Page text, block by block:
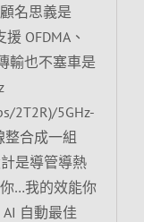
名思義是
OFDMA、
輸也不塞車是
2T2R)/5GHz-
整合成一組
是導管導熱
…我的效能你
自動最佳